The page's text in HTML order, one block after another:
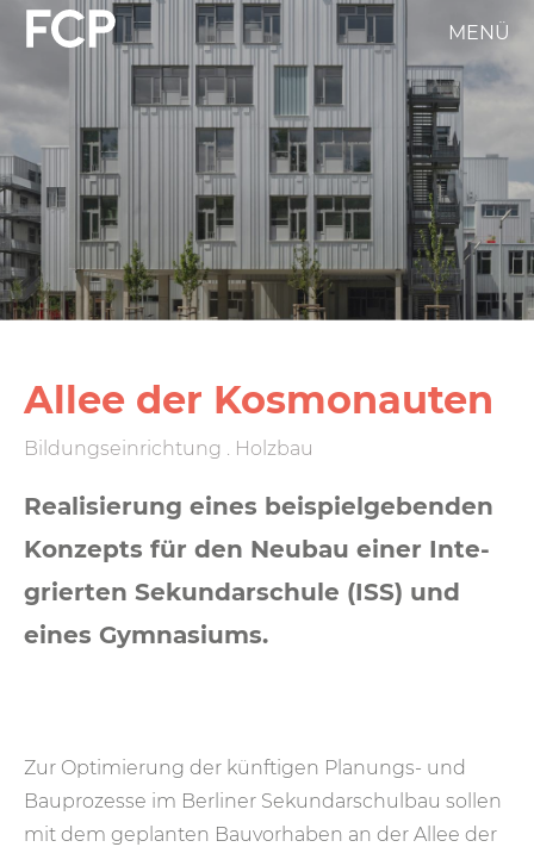
Direkt
zumFCP
Hauptnavigation
weißes
Logo
MENÜ
Allee der Kosmonauten
Bildungseinrichtung . Holzbau
Realisierung eines beispiel­gebenden
Konzepts für den Neubau einer Inte­
grier­ten Sekundar­schule (ISS) und
eines Gymnasiums.
Zur Optimierung der künftigen Planungs- und
Bau­prozesse im Berliner Sekundar­schulbau sollen
mit dem geplanten Bau­vor­haben an der Allee der